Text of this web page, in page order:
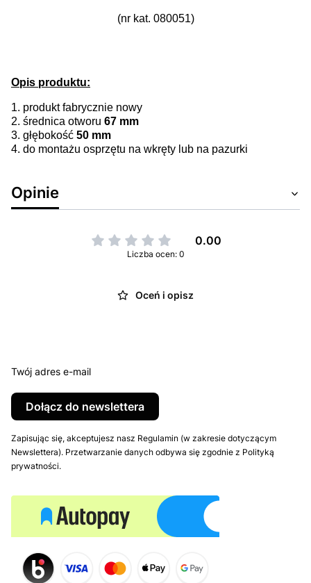
(nr kat. 080051)
Opis produktu:
1. produkt fabrycznie nowy
2. średnica otworu 67 mm
3. głębokość 50 mm
4. do montażu osprzętu na wkręty lub na pazurki
Opinie
0.00
Liczba ocen: 0
Oceń i opisz
Twój adres e-mail
Dołącz do newslettera
Zapisując się, akceptujesz nasz Regulamin (w zakresie dotyczącym
Newslettera). Przetwarzanie danych odbywa się zgodnie z Polityką
prywatności.